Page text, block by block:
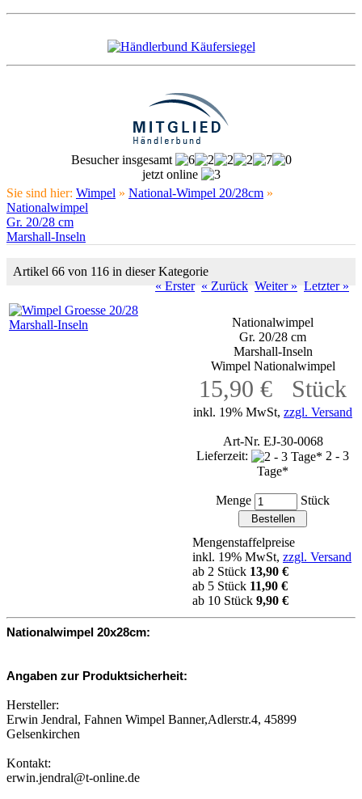
Besucher insgesamt
jetzt online
Sie sind hier: Wimpel » National-Wimpel 20/28cm »
Nationalwimpel
Gr. 20/28 cm
Marshall-Inseln
Artikel 66 von 116 in dieser Kategorie
« Erster « Zurück Weiter » Letzter »
Nationalwimpel
Gr. 20/28 cm
Marshall-Inseln
Wimpel Nationalwimpel
15,90 € Stück
inkl. 19% MwSt, zzgl. Versand
Art-Nr. EJ-30-0068
Lieferzeit:
2 - 3
Tage*
Menge Stück
Mengenstaffelpreise
inkl. 19% MwSt, zzgl. Versand
ab 2 Stück 13,90 €
ab 5 Stück 11,90 €
ab 10 Stück 9,90 €
Nationalwimpel 20x28cm:
Angaben zur Produktsicherheit:
Hersteller:
Erwin Jendral, Fahnen Wimpel Banner,Adlerstr.4, 45899
Gelsenkirchen
Kontakt:
erwin.jendral@t-online.de